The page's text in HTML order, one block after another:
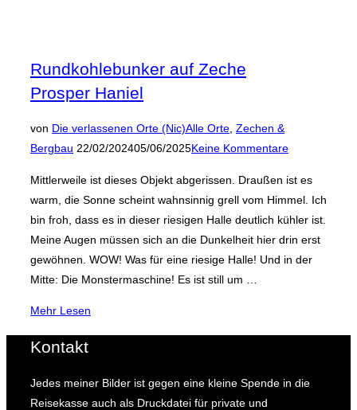
Rundkohlebunker auf Zeche
Prosper Haniel
von Die verlassenen Orte (Nic)Alle Orte, Zechen &
Bergbau Veröffentlicht
22/02/202405/06/2025Keine Kommentare
Mittlerweile ist dieses Objekt abgerissen. Draußen ist es
warm, die Sonne scheint wahnsinnig grell vom Himmel. Ich
bin froh, dass es in dieser riesigen Halle deutlich kühler ist.
Meine Augen müssen sich an die Dunkelheit hier drin erst
gewöhnen. WOW! Was für eine riesige Halle! Und in der
Mitte: Die Monstermaschine! Es ist still um …
Mehr über
auf
Prosper Haniel“
Lesen
Kontakt
Jedes meiner Bilder ist gegen eine kleine Spende in die
Reisekasse auch als Druckdatei für private und